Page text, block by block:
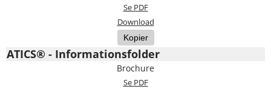
Se PDF
Download
Kopier
ATICS® - Informationsfolder
Brochure
Se PDF